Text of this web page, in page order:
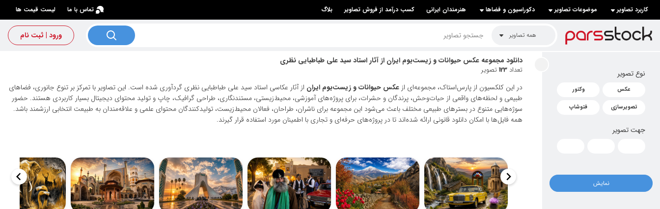
کاربرد تصاویر موضوعات تصاویر دکوراسیون و فضاها هنرمندان ایرانی کسب درآمد از فروش تصاویر بلاگ تماس با ما لیست قیمت ها
همه تصاویر ورود | ثبت نام
دانلود مجموعه عکس حیوانات و زیست‌بوم ایران از آثار استاد سید علی طباطبایی نظری
تعداد 123تصویر
در این کلکسیون از پارس‌استاک، مجموعه‌ای از عکس حیوانات و زیست‌بوم ایران از آثار عکاسی استاد سید علی طباطبایی نظری گردآوری شده است. این تصاویر با تمرکز بر تنوع جانوری، فضاهای
طبیعی و لحظه‌های واقعی از حیات‌وحش، پرندگان و حشرات، برای پروژه‌های آموزشی، محیط‌زیستی، مستندنگاری، طراحی گرافیک، چاپ و تولید محتوای دیجیتال بسیار کاربردی هستند. حضور
سوژه‌هایی متنوع در بسترهای طبیعی مختلف باعث می‌شود این مجموعه برای ناشران، طراحان، فعالان محیط‌زیست، تولیدکنندگان محتوای علمی و علاقه‌مندان به طبیعت انتخابی ارزشمند باشد.
همه فایل‌ها با امکان دانلود قانونی ارائه شده‌اند تا در پروژه‌های حرفه‌ای و تجاری با اطمینان مورد استفاده قرار گیرند.
نوع تصویر
عکس وکتور
تصویرسازی فتوشاپ
جهت تصویر
نمایش
× لیست قیمت ها
موضوعات تصاویر
دکوراسیون و فضاها
هنرمندان ایرانی
کسب درآمد از فروش تصاویر
تماس با ما
بلاگ پارس استاک